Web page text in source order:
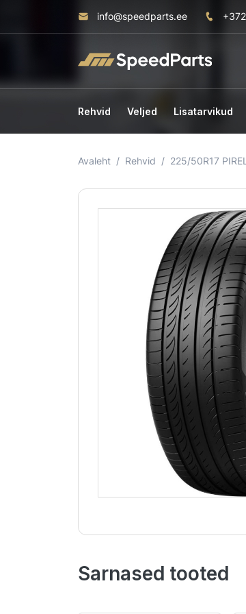
info@speedparts.ee
Rehvid Veljed Lisatarvikud
Avaleht Rehvid 225/50R17
Sarnased tooted